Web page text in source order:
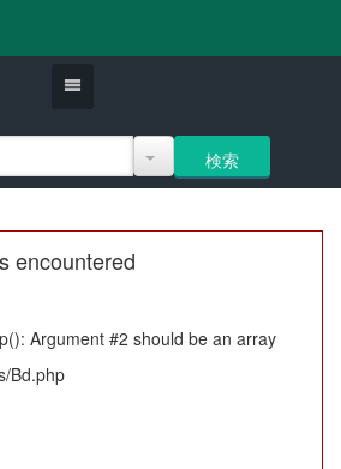
encountered
Argument #2 should be an array
Bd.php